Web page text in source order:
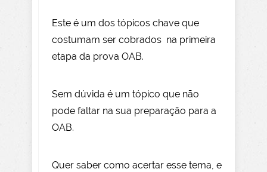
Este é um dos tópicos chave que
costumam ser cobrados na primeira
etapa da prova OAB.
Sem dúvida é um tópico que não
pode faltar na sua preparação para a
OAB.
Quer saber como acertar esse tema, e